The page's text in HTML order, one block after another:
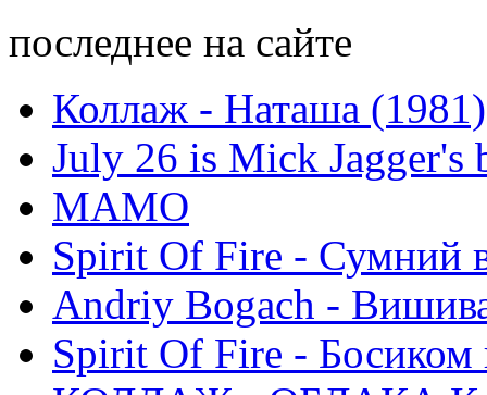
последнее на сайте
Коллаж - Наташа (1981)
July 26 is Mick Jagger's
МАМО
Spirit Of Fire - Сумний
Andriy Bogach -
Spirit Of Fire - Босиком